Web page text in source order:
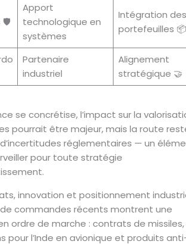
🛡️
Apport
technologique en
systèmes
Intégration des
portefeuilles 📦
Partenaire
industriel
Alignement
stratégique 🤝
se concrétise, l’impact sur la
pourrait être majeur, mais la route
réglementaires — un
pour toute stratégie
innovation et positionnement
de commandes récents montrent une
ordre de marche : contrats de missiles,
pour l’Inde en avionique et produits